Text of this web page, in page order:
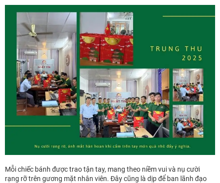
Mỗi chiếc bánh được trao tận tay, mang theo niềm vui và nụ cười
rạng rỡ trên gương mặt nhân viên. Đây cũng là dịp để ban lãnh đạo